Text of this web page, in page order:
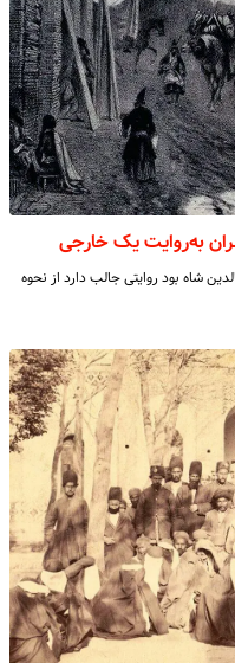
به‌روایت یک خارجی
شاه بود روایتی جالب دارد از نحوه